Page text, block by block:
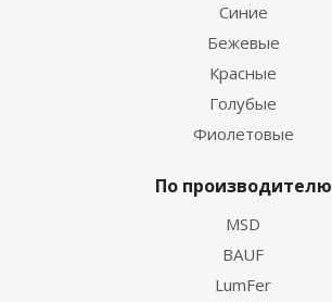
Синие
Бежевые
Красные
Голубые
Фиолетовые
По производителю
MSD
BAUF
LumFer